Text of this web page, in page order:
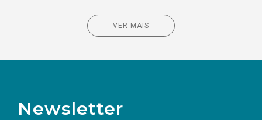
VER MAIS
Newsletter